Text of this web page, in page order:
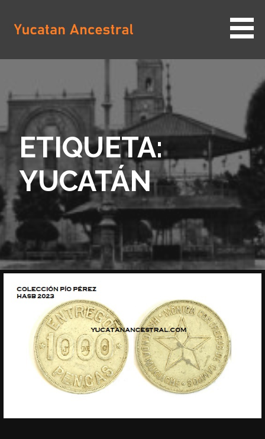
contenido
YUCATAN ANCESTRAL
ETIQUETA:
YUCATÁN